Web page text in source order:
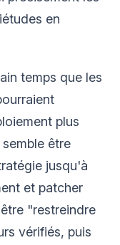
en
temps que les
plus
être
jusqu'à
et patcher
"restreindre
vérifiés, puis